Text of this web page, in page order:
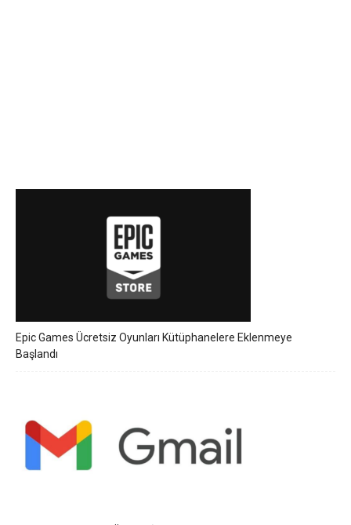
Epic Games Ücretsiz Oyunları Kütüphanelere Eklenmeye
Başlandı